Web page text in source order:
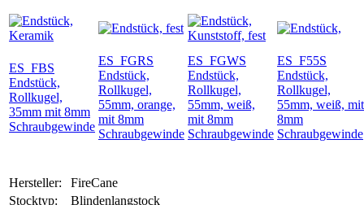
ES_FBS
Endstück,
Rollkugel,
35mm mit 8mm
Schraubgewinde
ES_FGRS
Endstück,
Rollkugel,
55mm, orange,
mit 8mm
Schraubgewinde
ES_FGWS
Endstück,
Rollkugel,
55mm, weiß,
mit 8mm
Schraubgewinde
ES_F55S
Endstück,
Rollkugel,
55mm, weiß, mit
8mm
Schraubgewinde
Hersteller:
FireCane
Stocktyp:
Blindenlangstock